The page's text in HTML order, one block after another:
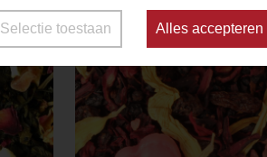
Selectie toestaan Alles accepteren